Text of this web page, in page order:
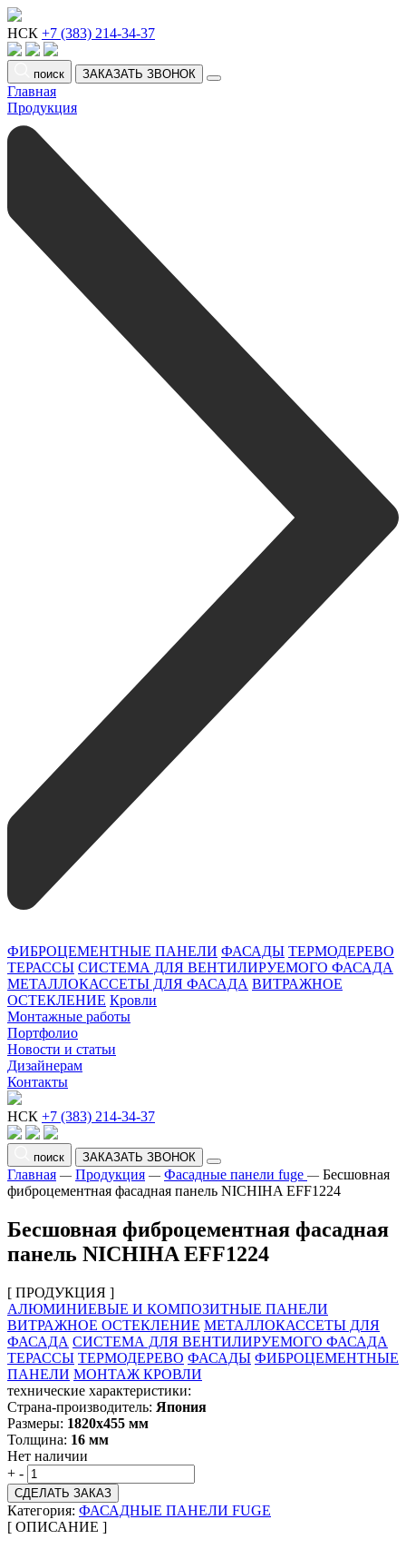
НСК +7 (383) 214-34-37
поиск ЗАКАЗАТЬ ЗВОНОК
Главная
Продукция
ФИБРОЦЕМЕНТНЫЕ ПАНЕЛИ ФАСАДЫ ТЕРМОДЕРЕВО
ТЕРАССЫ СИСТЕМА ДЛЯ ВЕНТИЛИРУЕМОГО ФАСАДА
МЕТАЛЛОКАССЕТЫ ДЛЯ ФАСАДА ВИТРАЖНОЕ
ОСТЕКЛЕНИЕ Кровли
Монтажные работы
Портфолио
Новости и статьи
Дизайнерам
Контакты
НСК +7 (383) 214-34-37
поиск ЗАКАЗАТЬ ЗВОНОК
Главная — Продукция — Фасадные панели fuge — Бесшовная
фиброцементная фасадная панель NICHIHA EFF1224
Бесшовная фиброцементная фасадная
панель NICHIHA EFF1224
[ ПРОДУКЦИЯ ]
АЛЮМИНИЕВЫЕ И КОМПОЗИТНЫЕ ПАНЕЛИ
ВИТРАЖНОЕ ОСТЕКЛЕНИЕ МЕТАЛЛОКАССЕТЫ ДЛЯ
ФАСАДА СИСТЕМА ДЛЯ ВЕНТИЛИРУЕМОГО ФАСАДА
ТЕРАССЫ ТЕРМОДЕРЕВО ФАСАДЫ ФИБРОЦЕМЕНТНЫЕ
ПАНЕЛИ МОНТАЖ КРОВЛИ
технические характеристики:
Страна-производитель: Япония
Размеры: 1820х455 мм
Толщина: 16 мм
Нет наличии
+ -
СДЕЛАТЬ ЗАКАЗ
Категория: ФАСАДНЫЕ ПАНЕЛИ FUGE
[ ОПИСАНИЕ ]